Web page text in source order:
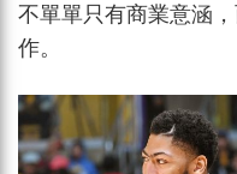
不單單只有商業意涵
作。